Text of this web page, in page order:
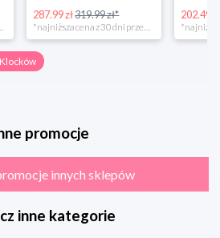
287.99 zł319.99 zł*
*najniższa cena z 30 dni przed obniżką
202.49 zł
promocje
innych sklepów
inne kategorie